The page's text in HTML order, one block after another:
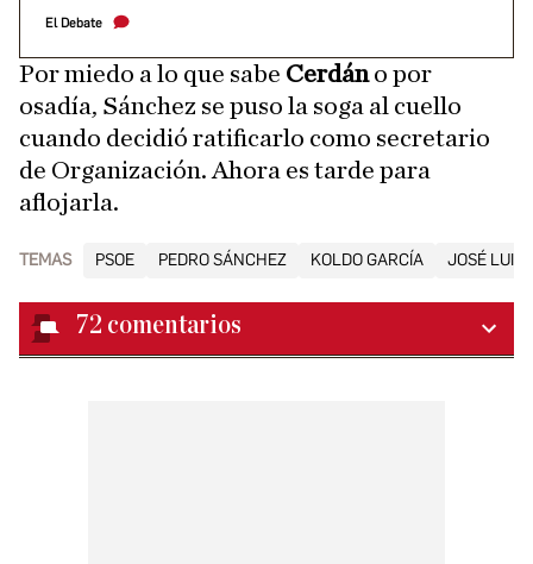
El Debate
Por miedo a lo que sabe Cerdáno por
osadía, Sánchez se puso la soga al cuello
cuando decidió ratificarlo como secretario
de Organización. Ahora es tarde para
aflojarla.
TEMAS PSOE PEDRO SÁNCHEZ KOLDO GARCÍA JOSÉ LUIS
72 comentarios